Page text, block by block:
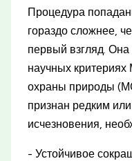
Процедура
гораздо сложнее,
первый взгляд. Она
научных
охраны природы
признан редким
исчезновения,
- Устойчивое